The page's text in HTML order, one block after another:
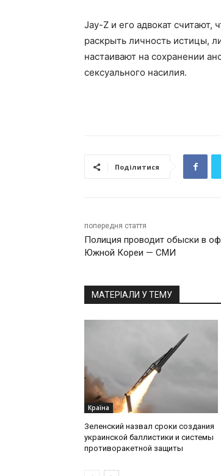
Jay-Z и его адвокат считают,
раскрыть личность истицы,
настаивают на сохранении
сексуального насилия.
Поділитися
попередня стаття
Полиция проводит обыски в
Южной Кореи — СМИ
МАТЕРІАЛИ У ТЕМУ
Країна
Зеленский назвал сроки создания
украинской баллистики и системы
противоракетной защиты